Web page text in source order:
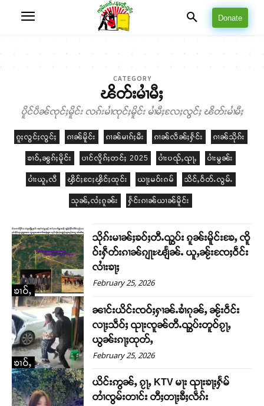
Donate
CATEGORY
ၽိတ်းမၢႆမီႈ
ပိူင်ပဵၼ်ၸုင်ႈမိူင်း လၵ်းမၢႆၸုင်ႈမိူင်း မၢႆမီႈလႄႈလွင်ႈ ၽိတ်းမၢႆမီႈ
ၵူႈလွင်ႈလွင်ႈ ၵၢၼ်မိူင်း ၵၢၼ်မၢၵ်ႈမီး ၵၢၼ်လဵၼ်ႈႁႅင်း ၵၢၼ်သိုၵ်း
ၶၢဝ်ႇၼွၵ်ႈမိူင်း ပၢင်လိူၵ်ႈတင်ႈ 2025 ပၢႆးပၺ်ႇၺႃႇ ပၢႆးမွၼ်း
ပၢႆးယူႇလီ ၾိင်ႈငႄႈၾိင်ႈထုင်း ယႃႈမဝ်းၵမ် သိင်ႇဝႅတ်ႉလွမ်ႉ
သုၼ်ႇလႆႈၵူၼ်း ႁႅင်းၵၢၼ်ယၢၼ်မိူင်း
ၶၢဝ်ႇ
သိုၵ်းမၢၼ်ႈၶဝ်ႈတီႉၺွပ်း ၵူၼ်းမိူင်းၶႄႇ ၸိူ
ဝ်းႁဵတ်းၵၢၼ်ၵျႃႊၽျႅၼ်ႉ ယူႇၼႂ်းၸႄႈဝဵင်း
လၢႆးၶႃႈ
February 25, 2026
ၶၢဝ်ႇ
ၼၢင်းယိင်းၸဝ်ႈႁၢၼ်ႉၶၢႆၵုၼ်ႇ ၼႂ်းဝဵင်း
လႃႈသဵဝ်ႈ ၺႃးၸူၼ်တီႉၺွပ်းတူဝ်ၵႂႃႇ
ယွၼ်းၵႃႈထုတ်ႇ
February 25, 2026
ယိင်းဢွၼ်ႇ ၵႂႃႇ KTV မႃး ၺႃးၶႃႈႁႅမ်
တၢႆၸွမ်းတၢင်း တီႈတႃႈၶီႈလဵၵ်း